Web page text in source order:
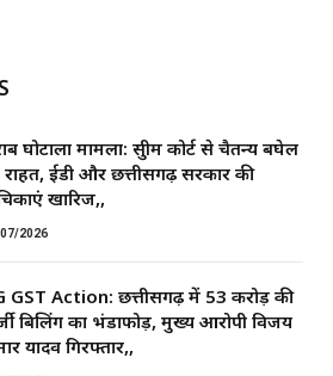
घोटाला मामला: सुप्रीम कोर्ट से चैतन्य बघेल
राहत, ईडी और छत्तीसगढ़ सरकार की
खारिज,,
2026
GST Action: छत्तीसगढ़ में 53 करोड़ की
बिलिंग का भंडाफोड़, मुख्य आरोपी विजय
यादव गिरफ्तार,,